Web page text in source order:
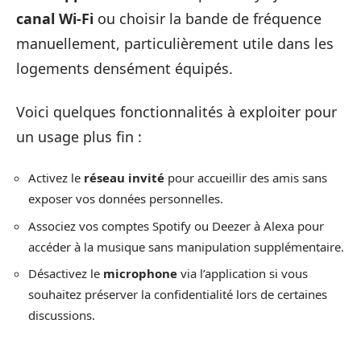
canal Wi-Fi ou choisir la bande de fréquence
manuellement, particulièrement utile dans les
logements densément équipés.
Voici quelques fonctionnalités à exploiter pour
un usage plus fin :
Activez le réseau invité pour accueillir des amis sans
exposer vos données personnelles.
Associez vos comptes Spotify ou Deezer à Alexa pour
accéder à la musique sans manipulation supplémentaire.
Désactivez le microphone via l’application si vous
souhaitez préserver la confidentialité lors de certaines
discussions.